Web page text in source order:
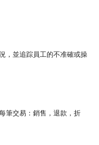
，並追踪員工的不准確或操
筆交易：銷售，退款，折